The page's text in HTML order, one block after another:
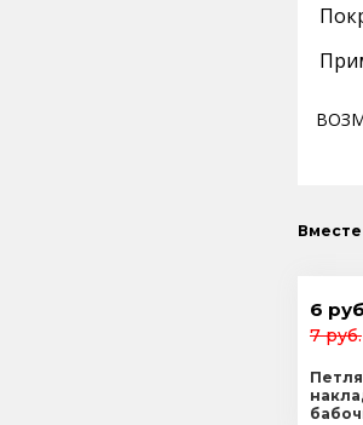
Вместе
6
7 руб.
Петля